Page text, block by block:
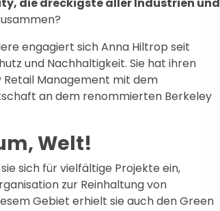
engagiert sich Anna Hiltrop seit
und Nachhaltigkeit. Sie hat ihren
Retail Management mit dem
an dem renommierten Berkeley
Welt!
sich für vielfältige Projekte ein,
zur Reinhaltung von
Gebiet erhielt sie auch den Green